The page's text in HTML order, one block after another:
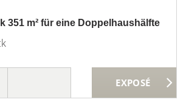
351 m² für eine Doppelhaushälfte